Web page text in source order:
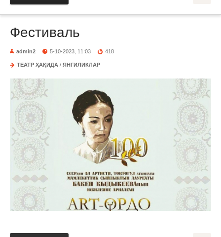
Фестиваль
admin2 5-10-2023, 11:03 418
ТЕАТР ҲАҚИДА / ЯНГИЛИКЛАР